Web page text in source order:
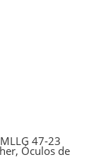
MLLG 47-23
, Óculos de